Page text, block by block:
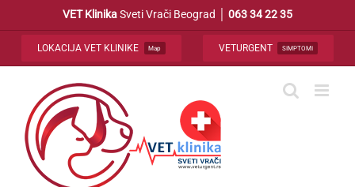
VET KlinikaSveti Vrači Beograd │ 063 34 22 35
LOKACIJA VET KLINIKE Map VETURGENT SIMPTOMI